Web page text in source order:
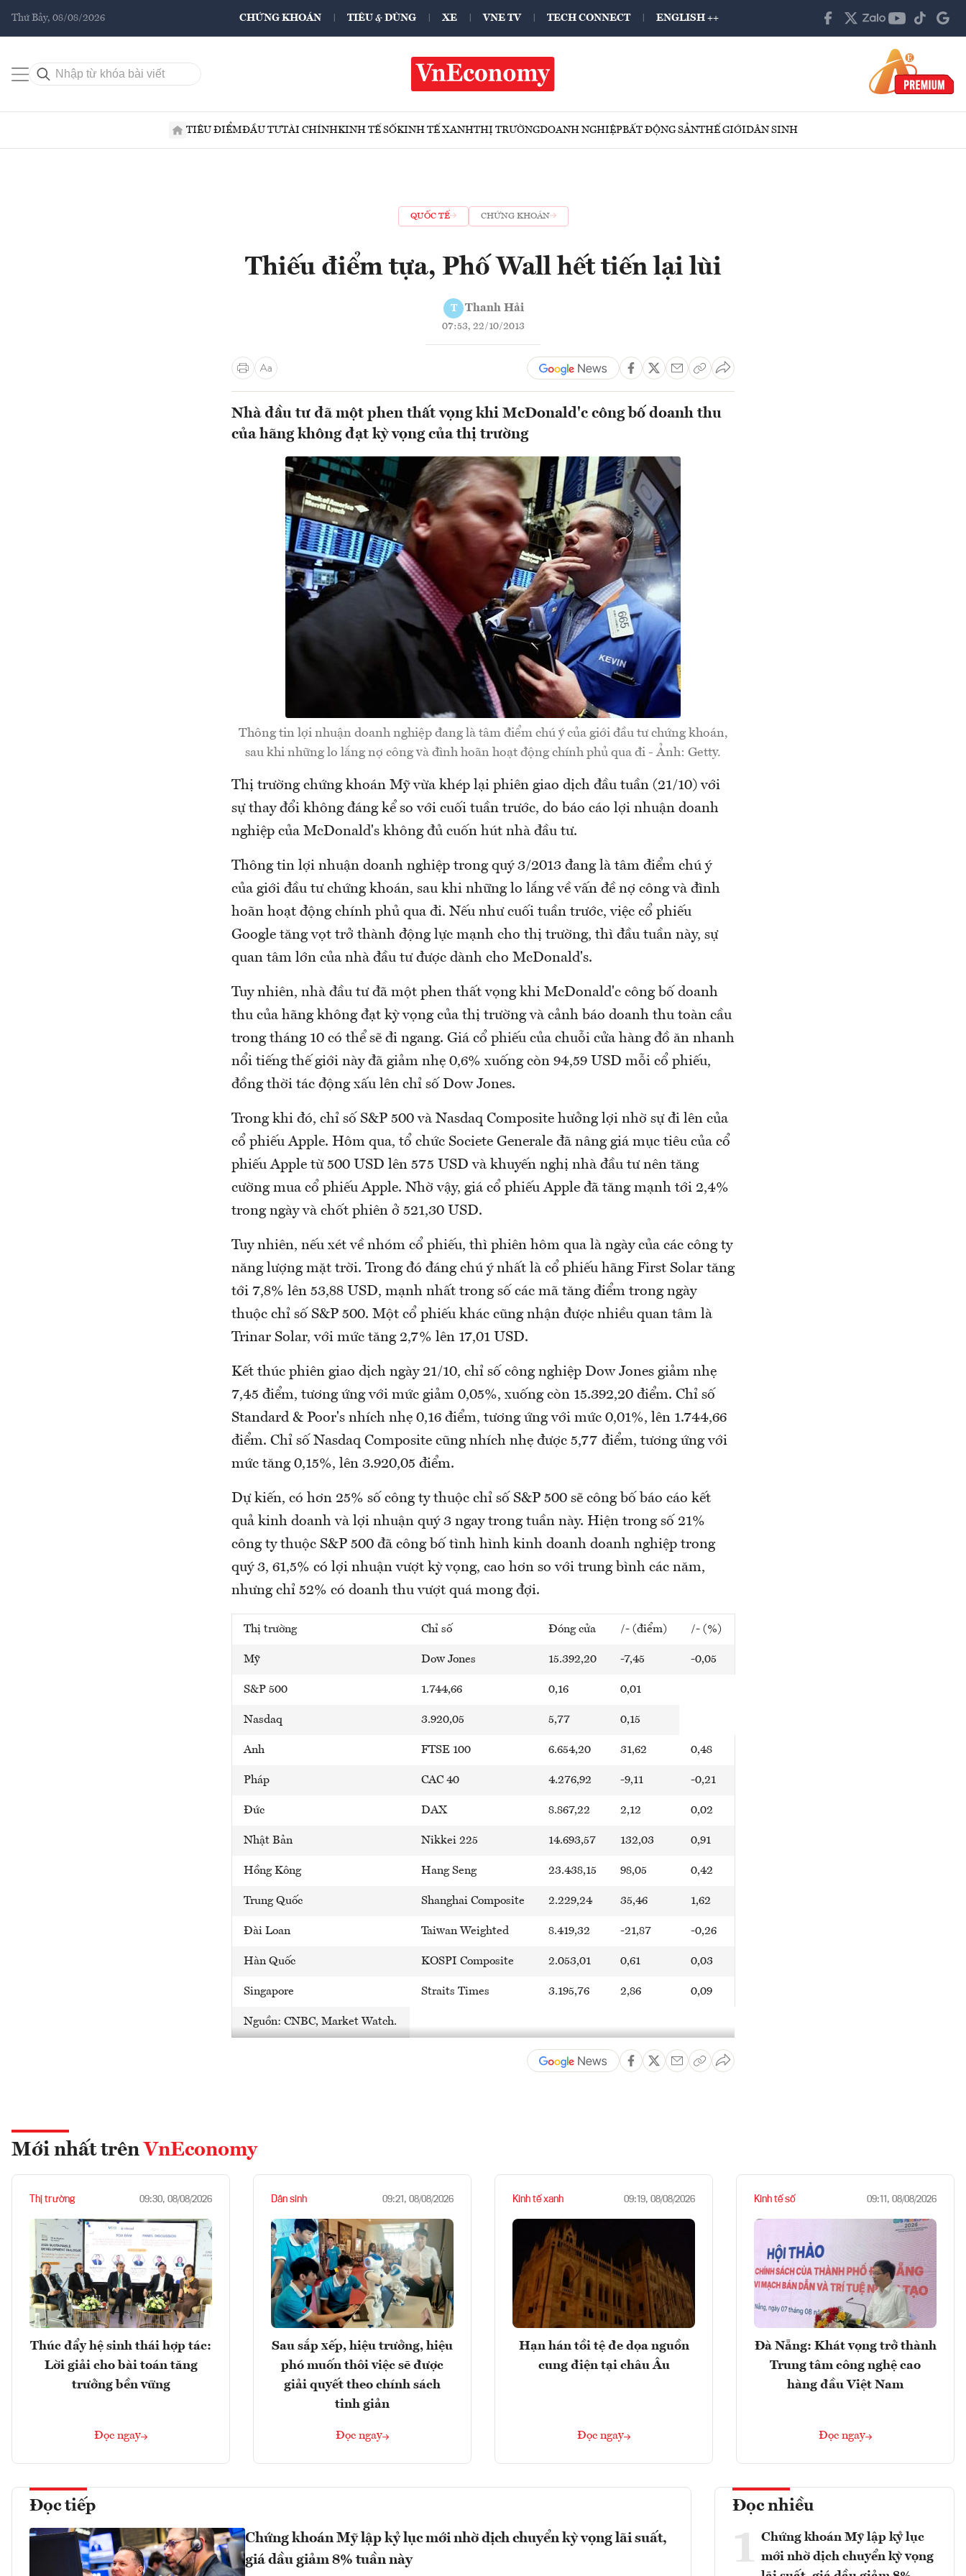
Thứ Bảy, 08/08/2026 CHỨNG KHOÁN TIÊU & DÙNG XE VNE TV TECH CONNECT ENGLISH ++
TIÊU ĐIỂMĐẦU TƯTÀI CHÍNHKINH TẾ SỐKINH TẾ XANHTHỊ TRƯỜNGDOANH NGHIỆPBẤT ĐỘNG SẢNTHẾ GIỚIDÂN SINH
QUỐC TẾ CHỨNG KHOÁN
Thiếu điểm tựa, Phố Wall hết tiến lại lùi
T Thanh Hải
07:53, 22/10/2013
Nhà đầu tư đã một phen thất vọng khi McDonald'c công bố doanh thu
của hãng không đạt kỳ vọng của thị trường
Thông tin lợi nhuận doanh nghiệp đang là tâm điểm chú ý của giới đầu tư chứng khoán,
sau khi những lo lắng nợ công và đình hoãn hoạt động chính phủ qua đi - Ảnh: Getty.
Thị trường chứng khoán Mỹ vừa khép lại phiên giao dịch đầu tuần (21/10) với
sự thay đổi không đáng kể so với cuối tuần trước, do báo cáo lợi nhuận doanh
nghiệp của McDonald's không đủ cuốn hút nhà đầu tư.
Thông tin lợi nhuận doanh nghiệp trong quý 3/2013 đang là tâm điểm chú ý
của giới đầu tư chứng khoán, sau khi những lo lắng về vấn đề nợ công và đình
hoãn hoạt động chính phủ qua đi. Nếu như cuối tuần trước, việc cổ phiếu
Google tăng vọt trở thành động lực mạnh cho thị trường, thì đầu tuần này, sự
quan tâm lớn của nhà đầu tư được dành cho McDonald's.
Tuy nhiên, nhà đầu tư đã một phen thất vọng khi McDonald'c công bố doanh
thu của hãng không đạt kỳ vọng của thị trường và cảnh báo doanh thu toàn cầu
trong tháng 10 có thể sẽ đi ngang. Giá cổ phiếu của chuỗi cửa hàng đồ ăn nhanh
nổi tiếng thế giới này đã giảm nhẹ 0,6% xuống còn 94,59 USD mỗi cổ phiếu,
đồng thời tác động xấu lên chỉ số Dow Jones.
Trong khi đó, chỉ số S&P 500 và Nasdaq Composite hưởng lợi nhờ sự đi lên của
cổ phiếu Apple. Hôm qua, tổ chức Societe Generale đã nâng giá mục tiêu của cổ
phiếu Apple từ 500 USD lên 575 USD và khuyến nghị nhà đầu tư nên tăng
cường mua cổ phiếu Apple. Nhờ vậy, giá cổ phiếu Apple đã tăng mạnh tới 2,4%
trong ngày và chốt phiên ở 521,30 USD.
Tuy nhiên, nếu xét về nhóm cổ phiếu, thì phiên hôm qua là ngày của các công ty
năng lượng mặt trời. Trong đó đáng chú ý nhất là cổ phiếu hãng First Solar tăng
tới 7,8% lên 53,88 USD, mạnh nhất trong số các mã tăng điểm trong ngày
thuộc chỉ số S&P 500. Một cổ phiếu khác cũng nhận được nhiều quan tâm là
Trinar Solar, với mức tăng 2,7% lên 17,01 USD.
Kết thúc phiên giao dịch ngày 21/10, chỉ số công nghiệp Dow Jones giảm nhẹ
7,45 điểm, tương ứng với mức giảm 0,05%, xuống còn 15.392,20 điểm. Chỉ số
Standard & Poor's nhích nhẹ 0,16 điểm, tương ứng với mức 0,01%, lên 1.744,66
điểm. Chỉ số Nasdaq Composite cũng nhích nhẹ được 5,77 điểm, tương ứng với
mức tăng 0,15%, lên 3.920,05 điểm.
Dự kiến, có hơn 25% số công ty thuộc chỉ số S&P 500 sẽ công bố báo cáo kết
quả kinh doanh và lợi nhuận quý 3 ngay trong tuần này. Hiện trong số 21%
công ty thuộc S&P 500 đã công bố tình hình kinh doanh doanh nghiệp trong
quý 3, 61,5% có lợi nhuận vượt kỳ vọng, cao hơn so với trung bình các năm,
nhưng chỉ 52% có doanh thu vượt quá mong đợi.
Thị trường Chỉ số Đóng cửa /- (điểm) /- (%)
Mỹ Dow Jones 15.392,20 -7,45 -0,05
S&P 500 1.744,66 0,16 0,01
Nasdaq 3.920,05 5,77 0,15
Anh FTSE 100 6.654,20 31,62 0,48
Pháp CAC 40 4.276,92 -9,11 -0,21
Đức DAX 8.867,22 2,12 0,02
Nhật Bản Nikkei 225 14.693,57 132,03 0,91
Hồng Kông Hang Seng 23.438,15 98,05 0,42
Trung Quốc Shanghai Composite 2.229,24 35,46 1,62
Đài Loan Taiwan Weighted 8.419,32 -21,87 -0,26
Hàn Quốc KOSPI Composite 2.053,01 0,61 0,03
Singapore Straits Times 3.195,76 2,86 0,09
Nguồn: CNBC, Market Watch.
Mới nhất trên VnEconomy
Thị trường 09:30, 08/08/2026
Thúc đẩy hệ sinh thái hợp tác:
Lời giải cho bài toán tăng
trưởng bền vững
Đọc ngay
Dân sinh 09:21, 08/08/2026
Sau sắp xếp, hiệu trưởng, hiệu
phó muốn thôi việc sẽ được
giải quyết theo chính sách
tinh giản
Đọc ngay
Kinh tế xanh 09:19, 08/08/2026
Hạn hán tồi tệ đe dọa nguồn
cung điện tại châu Âu
Đọc ngay
Kinh tế số 09:11, 08/08/2026
Đà Nẵng: Khát vọng trở thành
Trung tâm công nghệ cao
hàng đầu Việt Nam
Đọc ngay
Đọc tiếp
Chứng khoán Mỹ lập kỷ lục mới nhờ dịch chuyển kỳ vọng lãi suất,
giá dầu giảm 8% tuần này
Đọc nhiều
1 Chứng khoán Mỹ lập kỷ lục
mới nhờ dịch chuyển kỳ vọng